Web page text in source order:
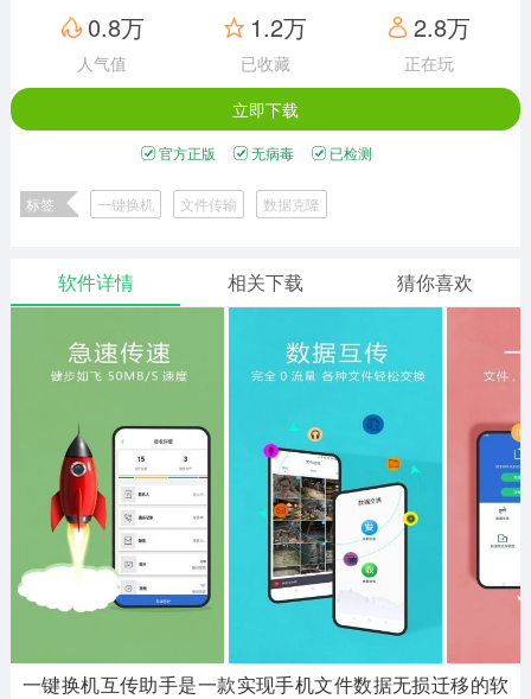
赛车竞速
3632款应用
卡牌对战
2052款应用
体育运动
1280款应用
手游辅助
1959款应用
二次元
模拟经营
仙侠手游
手赚网赚
绝地求生
3934款应用
69款应用
700款应用
其他
981款应用
末日游戏
1407款应用
3449款应用
游戏攻略
软件教程
8款应用
0.8万
人气值
1.2万
已收藏
2.8万
正在玩
立即下载
官方正版 无病毒 已检测
标签 一键换机 文件传输 数据克隆
软件详情 相关下载 猜你喜欢
一键换机互传助手是一款实现手机文件数据无损迁移的软